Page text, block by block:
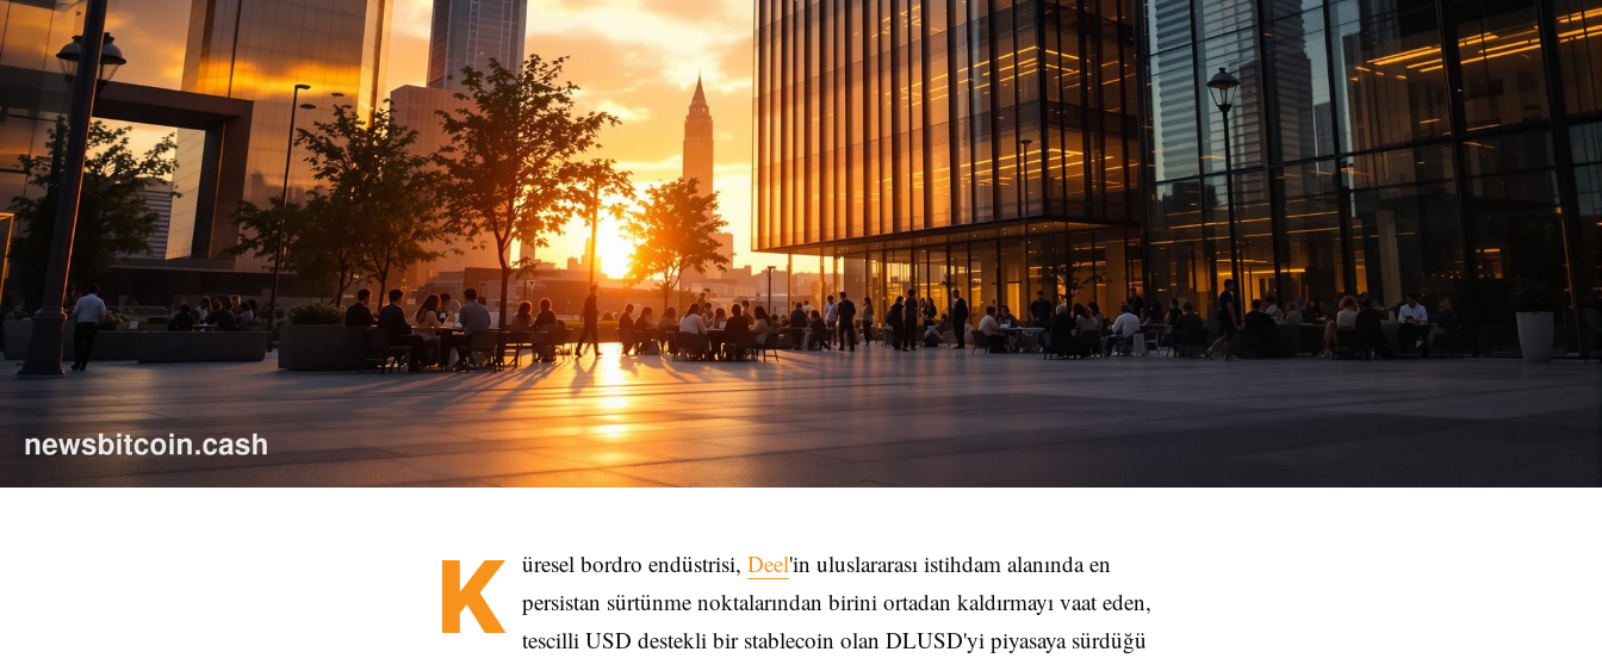
K üresel bordro endüstrisi, Deel'in uluslararası istihdam alanında en
persistan sürtünme noktalarından birini ortadan kaldırmayı vaat eden,
tescilli USD destekli bir stablecoin olan DLUSD'yi piyasaya sürdüğü